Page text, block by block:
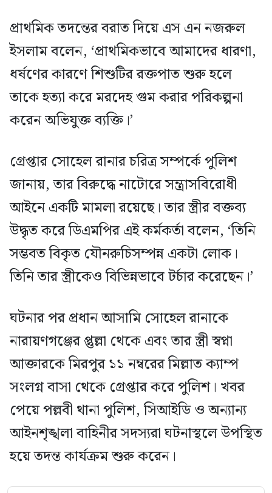
প্রাথমিক তদন্তের বরাত দিয়ে এস এন নজরুল
ইসলাম বলেন, ‘প্রাথমিকভাবে আমাদের ধারণা,
ধর্ষণের কারণে শিশুটির রক্তপাত শুরু হলে
তাকে হত্যা করে মরদেহ গুম করার পরিকল্পনা
করেন অভিযুক্ত ব্যক্তি।’
গ্রেপ্তার সোহেল রানার চরিত্র সম্পর্কে পুলিশ
জানায়, তার বিরুদ্ধে নাটোরে সন্ত্রাসবিরোধী
আইনে একটি মামলা রয়েছে। তার স্ত্রীর বক্তব্য
উদ্ধৃত করে ডিএমপির এই কর্মকর্তা বলেন, ‘তিনি
সম্ভবত বিকৃত যৌনরুচিসম্পন্ন একটা লোক।
তিনি তার স্ত্রীকেও বিভিন্নভাবে টর্চার করেছেন।’
ঘটনার পর প্রধান আসামি সোহেল রানাকে
নারায়ণগঞ্জের প্তুল্লা থেকে এবং তার স্ত্রী স্বপ্না
আক্তারকে মিরপুর ১১ নম্বরের মিল্লাত ক্যাম্প
সংলগ্ন বাসা থেকে গ্রেপ্তার করে পুলিশ। খবর
পেয়ে পল্লবী থানা পুলিশ, সিআইডি ও অন্যান্য
আইনশৃঙ্খলা বাহিনীর সদস্যরা ঘটনাস্থলে উপস্থিত
হয়ে তদন্ত কার্যক্রম শুরু করেন।